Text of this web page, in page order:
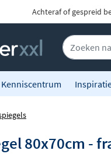
Achteraf of gespreid
Kenniscentrum
80x70cm -